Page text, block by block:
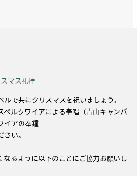
マス礼拝
で共にクリスマスを祝いましょう。
ペルクワイアによる奉唱（青山キャンパ
イアの奉鐘
い。
なるように以下のことにご協力お願いし